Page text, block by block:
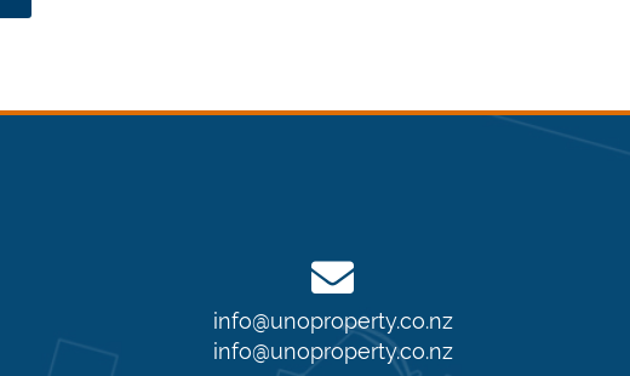
info@unoproperty.co.nz
info@unoproperty.co.nz